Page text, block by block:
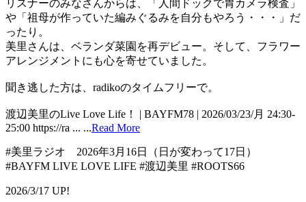
リスナーのみなさんからは、「人間ドックで胃カメラ検査」
や「祖母が作っていた編みぐるみを自分もやろう・・・」だ
ったり。
美里さんは、ベランダ菜園を再デビュー。そして、フラワー
アレンジメントにも心を寄せていました。
聞き逃した方は、radikoのタイムフリーで。
渡辺美里のLive Love Life！ | BAYFM78 | 2026/03/23/月 24:30-
25:00 https://ra ... ...Read More
#美里ラジオ 2026年3月16日（日が変わって17日）
#BAYFM LIVE LOVE LIFE #渡辺美里 #ROOTS66
2026/3/17 UP!